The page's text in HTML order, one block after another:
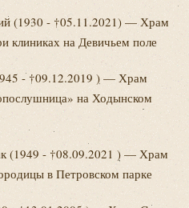
(1930 - †05.11.2021) — Храм
клиниках на Девичьем поле
- †09.12.2019 ) — Храм
на Ходынском
(1949 - †08.09.2021 ) — Храм
в Петровском парке